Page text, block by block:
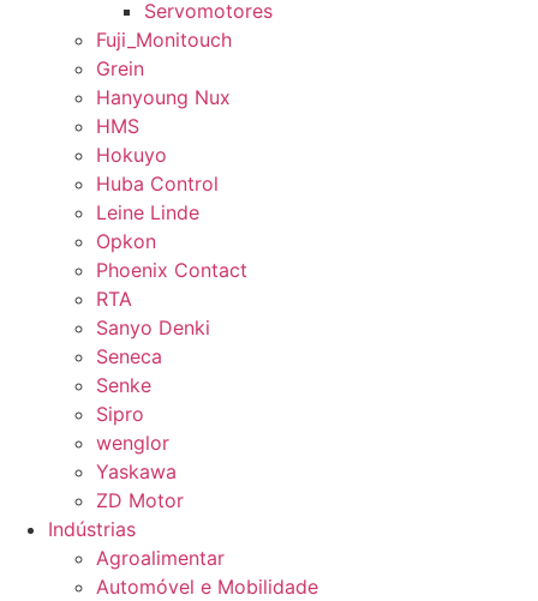
Servomotores
Fuji_Monitouch
Grein
Hanyoung Nux
HMS
Hokuyo
Huba Control
Leine Linde
Opkon
Phoenix Contact
RTA
Sanyo Denki
Seneca
Senke
Sipro
wenglor
Yaskawa
ZD Motor
Indústrias
Agroalimentar
Automóvel e Mobilidade